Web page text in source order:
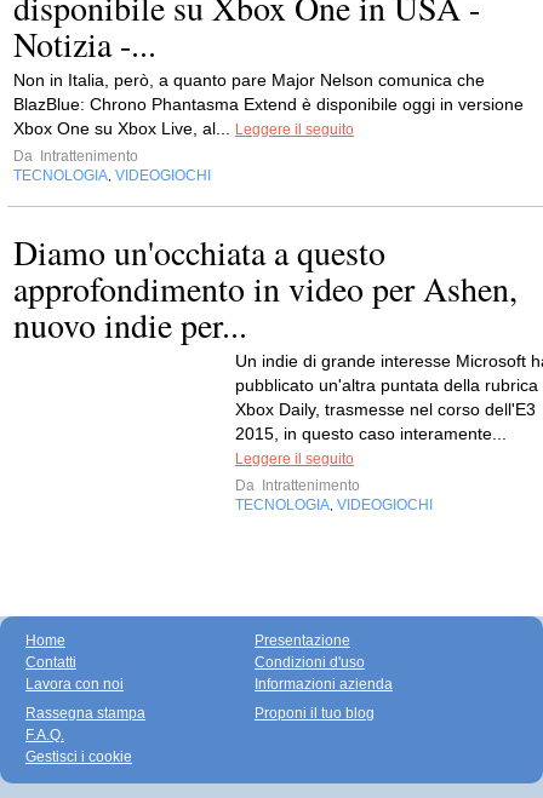
Notizia -...
Non in Italia, però, a quanto pare Major Nelson comunica che
BlazBlue: Chrono Phantasma Extend è disponibile oggi in versione
Xbox One su Xbox Live, al...
Leggere il seguito
Da
Intrattenimento
TECNOLOGIA VIDEOGIOCHI
Diamo un'occhiata a questo
approfondimento in video per Ashen,
nuovo indie per...
Un indie di grande interesse Microsoft
pubblicato un'altra puntata della rubrica
Xbox Daily, trasmesse nel corso dell'E3
2015, in questo caso interamente...
Leggere il seguito
Da
Intrattenimento
TECNOLOGIA VIDEOGIOCHI
Home
Contatti
Lavora con noi
Presentazione
Condizioni d'uso
Informazioni azienda
Rassegna stampa
F.A.Q.
Gestisci i cookie
Proponi il tuo blog